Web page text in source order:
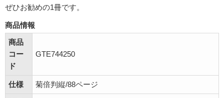
ぜひお勧めの1冊です。
商品情報
商品
コー
ド
GTE744250
仕様 菊倍判縦/88ページ